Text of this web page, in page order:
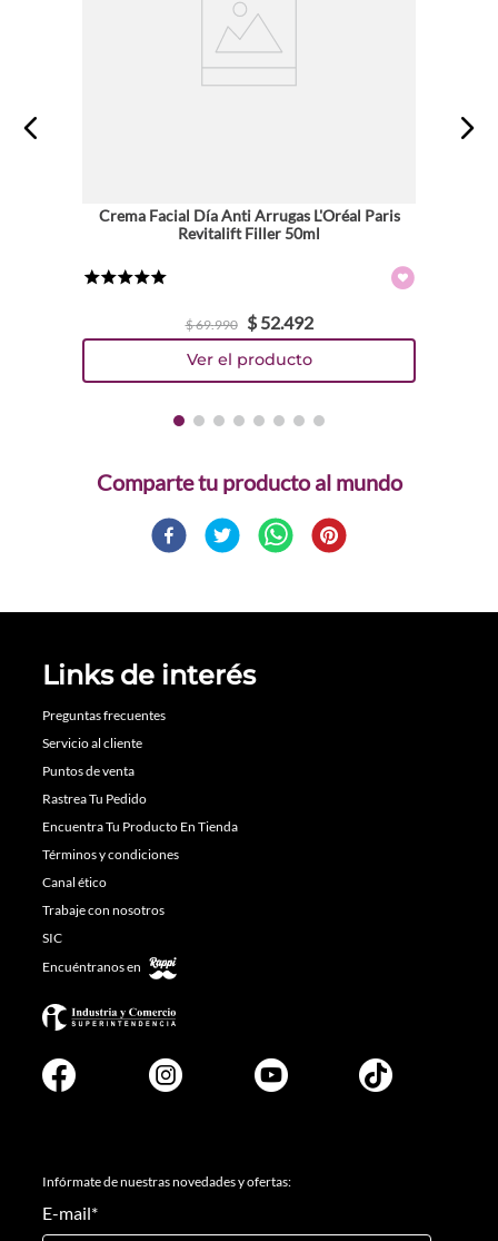
Crema Facial Día Anti Arrugas L'Oréal Paris
Revitalift Filler 50ml
$69.990 $ 52.492
Comparte
Links de interés
Preguntas frecuentes
Servicio al cliente
Puntos de venta
Rastrea Tu Pedido
Encuentra Tu Producto En Tienda
Términos y condiciones
Canal ético
Trabaje con nosotros
SIC
Encuéntranos en
Infórmate de nuestras novedades y ofertas:
E-mail*